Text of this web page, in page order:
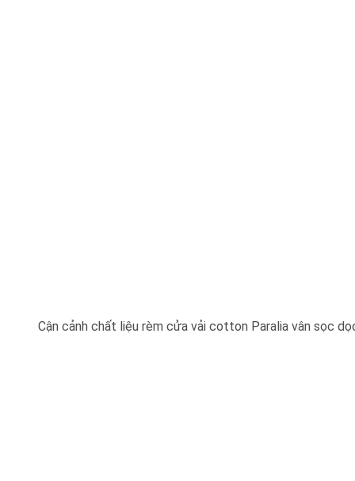
Cận cảnh chất liệu rèm cửa vải cotton Paralia vân sọc